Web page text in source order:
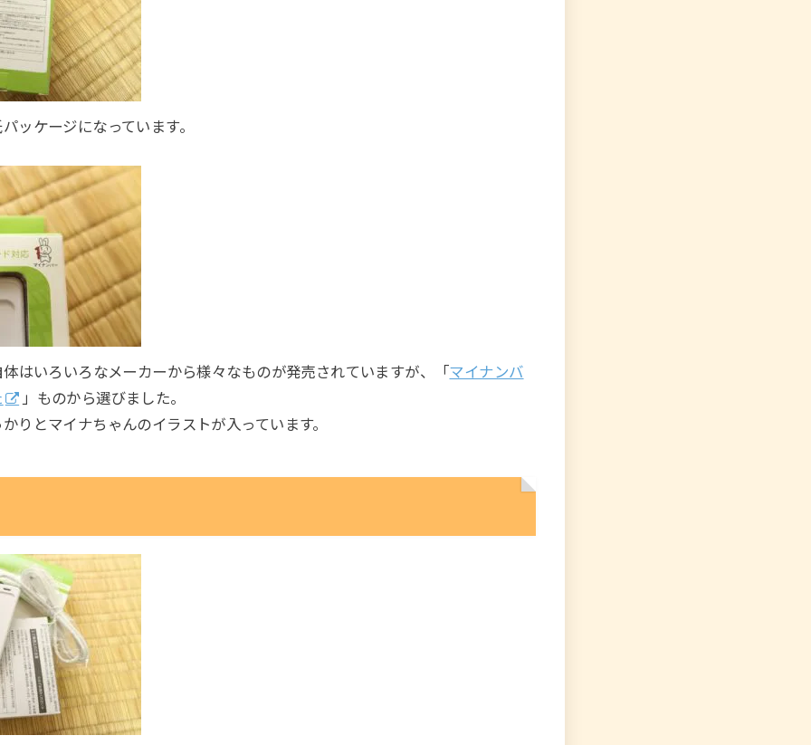
ッケージになっています。
はいろいろなメーカーから様々なものが発売されていますが、「マイナンバ
」ものから選びました。
りとマイナちゃんのイラストが入っています。